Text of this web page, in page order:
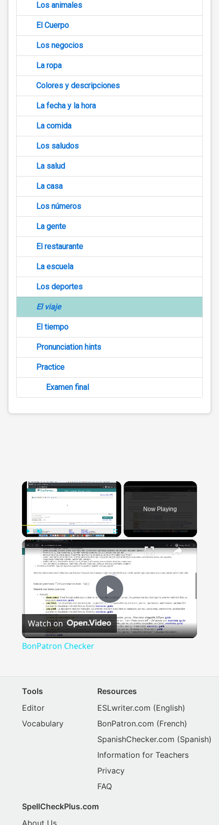
Los animales
El Cuerpo
Los negocios
La ropa
Colores y descripciones
La fecha y la hora
La comida
Los saludos
La salud
La casa
Los números
La gente
El restaurante
La escuela
Los deportes
El viaje
El tiempo
Pronunciation hints
Practice
Examen final
×
Play Unmute
Now Playing
×
Play
Video
BonPatron Checker
Watch on
BonPatron Checker
Tools
Editor
Vocabulary
Resources
ESLwriter.com (English)
BonPatron.com (French)
SpanishChecker.com (Spanish)
Information for Teachers
Privacy
FAQ
SpellCheckPlus.com